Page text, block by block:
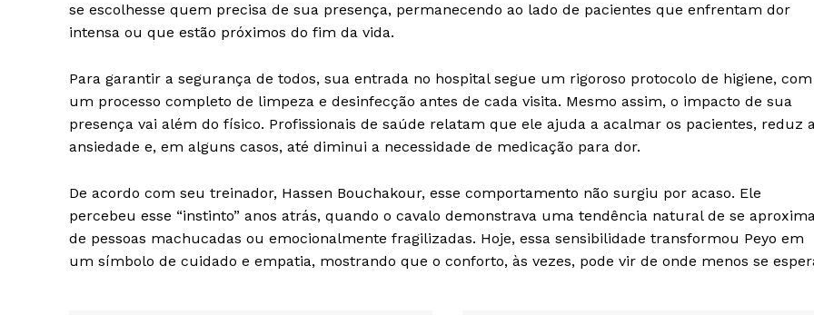
se escolhesse quem precisa de sua presença, permanecendo ao lado de pacientes que enfrentam dor
intensa ou que estão próximos do fim da vida.
Para garantir a segurança de todos, sua entrada no hospital segue um rigoroso protocolo de higiene, com
um processo completo de limpeza e desinfecção antes de cada visita. Mesmo assim, o impacto de sua
presença vai além do físico. Profissionais de saúde relatam que ele ajuda a acalmar os pacientes, reduz
ansiedade e, em alguns casos, até diminui a necessidade de medicação para dor.
De acordo com seu treinador, Hassen Bouchakour, esse comportamento não surgiu por acaso. Ele
percebeu esse “instinto” anos atrás, quando o cavalo demonstrava uma tendência natural de se
de pessoas machucadas ou emocionalmente fragilizadas. Hoje, essa sensibilidade transformou Peyo em
um símbolo de cuidado e empatia, mostrando que o conforto, às vezes, pode vir de onde menos se